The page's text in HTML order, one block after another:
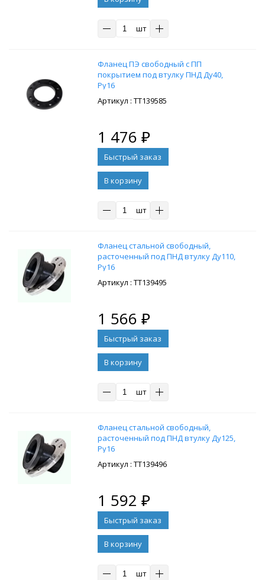
шт
Фланец ПЭ свободный с ПП
покрытием под втулку ПНД Ду40,
Ру16
: ТТ139585
1 476 ₽
В корзину
шт
Фланец стальной свободный,
расточенный под ПНД втулку Ду110,
Ру16
: ТТ139495
1 566 ₽
В корзину
шт
Фланец стальной свободный,
расточенный под ПНД втулку Ду125,
Ру16
: ТТ139496
1 592 ₽
В корзину
шт